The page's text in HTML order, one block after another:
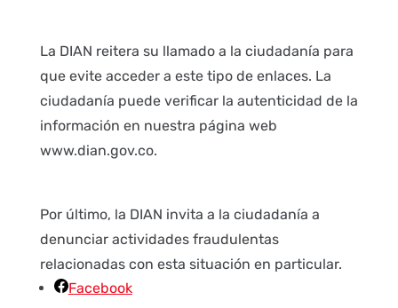
La DIAN reitera su llamado a la ciudadanía para
que evite acceder a este tipo de enlaces. La
ciudadanía puede verificar la autenticidad de la
información en nuestra página web
www.dian.gov.co.
Por último, la DIAN invita a la ciudadanía a
denunciar actividades fraudulentas
relacionadas con esta situación en particular.
Facebook